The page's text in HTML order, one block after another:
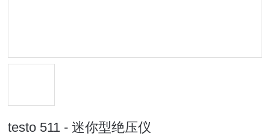
testo 511 - 迷你型绝压仪